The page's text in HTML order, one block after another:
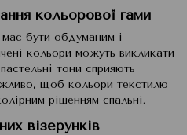
кольорової гами
має бути обдуманим і
кольори можуть викликати
тони сприяють
щоб кольори текстилю
рішенням спальні.
візерунків